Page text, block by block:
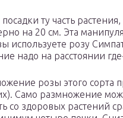
ту часть
на 20 см. Эта
используете розу
надо на расстоянии
розы этого сорта
Само размножение
со здоровых растений